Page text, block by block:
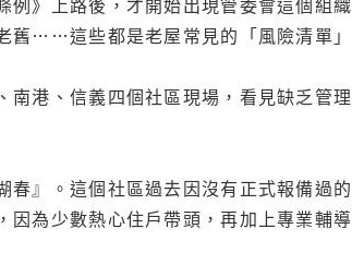
舊……這些都是老屋常見的「風險清單
南港、信義四個社區現場，看見缺乏管
春』。這個社區過去因沒有正式報備過
因為少數熱心住戶帶頭，再加上專業輔